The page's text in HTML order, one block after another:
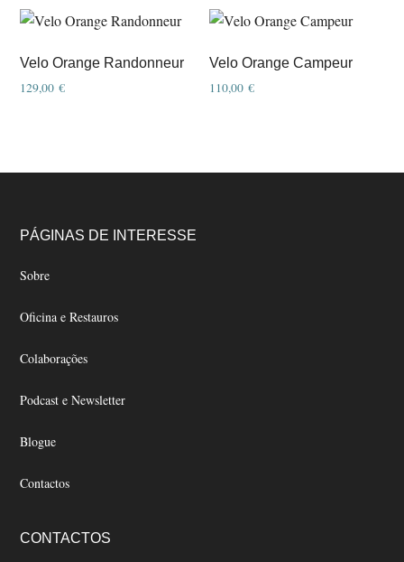
variants.
options
may
the
Velo Orange Randonneur
129,00€
Velo Orange Campeur
110,00€
Footer
PÁGINAS DE INTERESSE
Sobre
Oficina e Restauros
Colaborações
Podcast e Newsletter
Blogue
Contactos
CONTACTOS